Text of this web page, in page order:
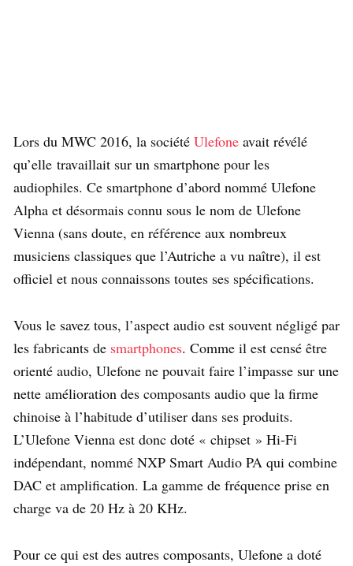
Lors du MWC 2016, la société Ulefone avait révélé
qu’elle travaillait sur un smartphone pour les
audiophiles. Ce smartphone d’abord nommé Ulefone
Alpha et désormais connu sous le nom de Ulefone
Vienna (sans doute, en référence aux nombreux
musiciens classiques que l’Autriche a vu naître), il est
officiel et nous connaissons toutes ses spécifications.
Vous le savez tous, l’aspect audio est souvent négligé par
les fabricants de smartphones. Comme il est censé être
orienté audio, Ulefone ne pouvait faire l’impasse sur une
nette amélioration des composants audio que la firme
chinoise à l’habitude d’utiliser dans ses produits.
L’Ulefone Vienna est donc doté « chipset » Hi-Fi
indépendant, nommé NXP Smart Audio PA qui combine
DAC et amplification. La gamme de fréquence prise en
charge va de 20 Hz à 20 KHz.
Pour ce qui est des autres composants, Ulefone a doté